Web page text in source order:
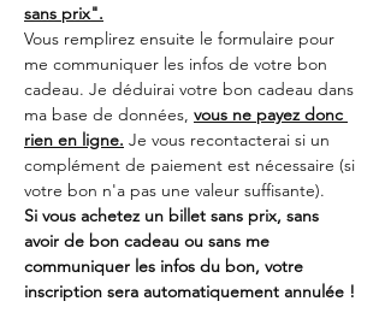
sans prix".
Vous remplirez ensuite le formulaire pour
me communiquer les infos de votre bon
cadeau. Je déduirai votre bon cadeau dans
ma base de données, vous ne payez donc
rien en ligne. Je vous recontacterai si un
complément de paiement est nécessaire (si
votre bon n'a pas une valeur suffisante).
Si vous achetez un billet sans prix, sans
avoir de bon cadeau ou sans me
communiquer les infos du bon, votre
inscription sera automatiquement annulée !